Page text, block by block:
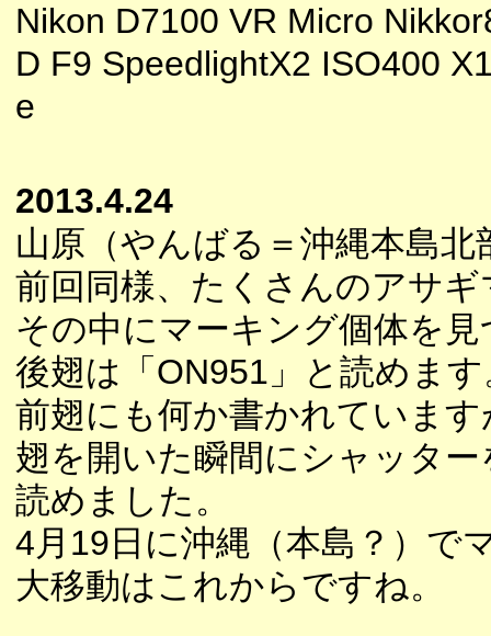
Nikon D7100 VR Micro
D F9 SpeedlightX2 ISO400
e
2013.4.24
山原（やんばる＝沖縄本島
前回同様、たくさんのアサ
その中にマーキング個体を
後翅は「ON951」と読めます
前翅にも何か書かれていま
翅を開いた瞬間にシャッタ
読めました。
4月19日に沖縄（本島？）で
大移動はこれからですね。